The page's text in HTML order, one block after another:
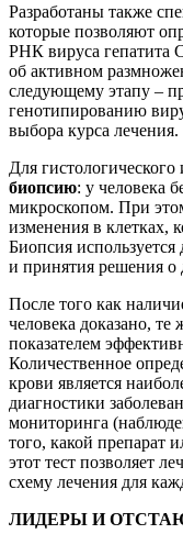
Разработаны также
которые позволяют
РНК вируса гепатита
об активном
следующему этапу –
генотипированию
выбора курса лечения.
Для
биопсию: у человека
микроскопом. При
изменения в клетках,
Биопсия используется
и принятия решения о
После того как
человека доказано,
показателем
Количественное
крови является
диагностики
мониторинга
того, какой препарат
этот тест позволяет
схему лечения для
ЛИДЕРЫ И